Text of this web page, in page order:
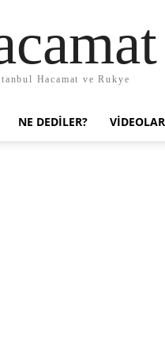
Hacamat ve Rukye
NE DEDILER? VIDEOLAR